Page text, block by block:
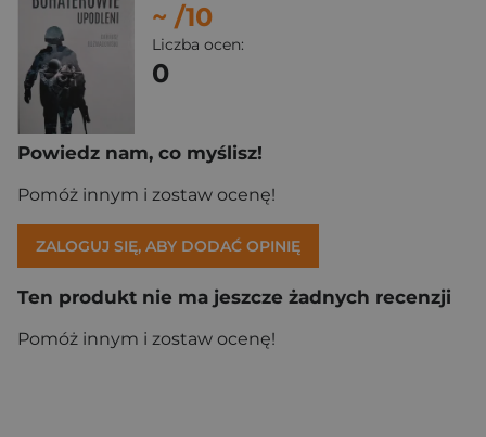
~ /10
Liczba ocen:
0
Powiedz nam, co myślisz!
Pomóż innym i zostaw ocenę!
ZALOGUJ SIĘ, ABY DODAĆ OPINIĘ
Ten produkt nie ma jeszcze żadnych recenzji
Pomóż innym i zostaw ocenę!